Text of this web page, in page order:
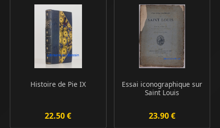
Histoire de Pie IX
22.50 €
Essai iconographique sur
Saint Louis
23.90 €